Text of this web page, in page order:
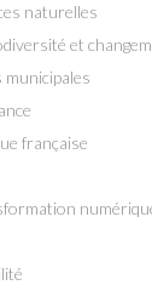
naturelles
et
municipales
française